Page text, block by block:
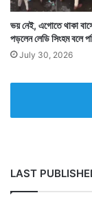
ভয় নেই, এগোতে থাকা
পড়লেন লেডি সিংহম বলে
July 30, 2026
LAST